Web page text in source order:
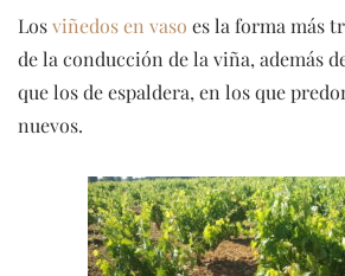
Losviñedos en vaso es la forma más
de la conducción de la viña, además
que los de espaldera, en los que
nuevos.